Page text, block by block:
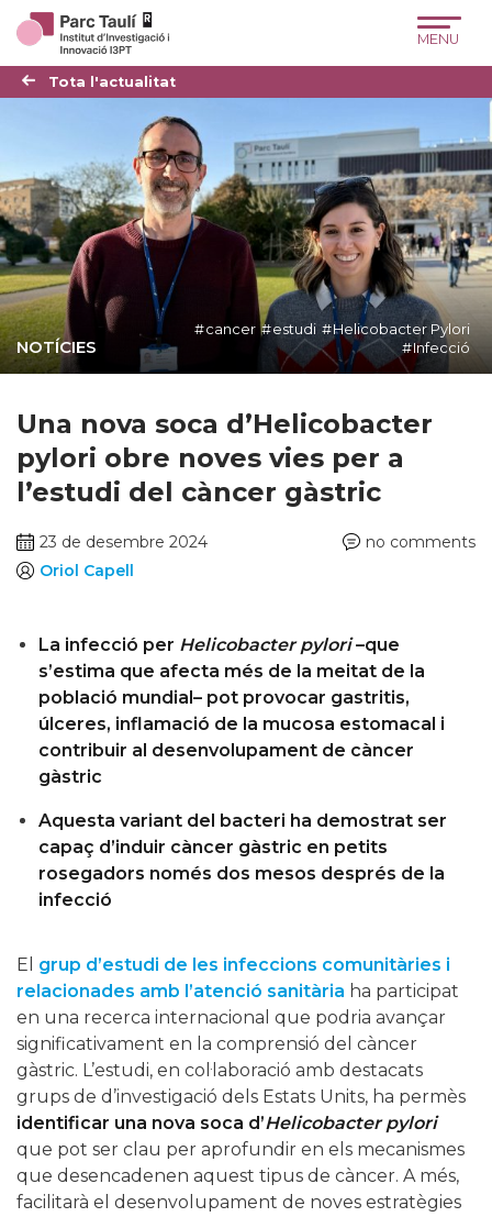
Skip
to
Content
Skip
to
navigation
Site
map
Tota l'actualitat
Una nova soca d’Helicobacter
pylori obre noves vies per a
l’estudi del càncer gàstric
cancer estudi
Helicobacter Pylori
Infecció
NOTÍCIES
23 de desembre 2024
Oriol Capell
no comments
La infecció per Helicobacter pylori–que
s’estima que afecta més de la meitat de la
població mundial– pot provocar gastritis,
úlceres, inflamació de la mucosa estomacal i
contribuir al desenvolupament de càncer
gàstric
Aquesta variant del bacteri ha demostrat ser
capaç d’induir càncer gàstric en petits
rosegadors només dos mesos després de la
infecció
grup d’estudi de les infeccions comunitàries i
relacionades amb l’atenció sanitària ha participat
en una recerca internacional que podria avançar
significativament en la comprensió del càncer
gàstric. L’estudi, en col·laboració amb destacats
grups de d’investigació dels Estats Units, ha permès
identificar una nova soca d’Helicobacter pylori
que pot ser clau per aprofundir en els mecanismes
que desencadenen aquest tipus de càncer. A més,
facilitarà el desenvolupament de noves estratègies